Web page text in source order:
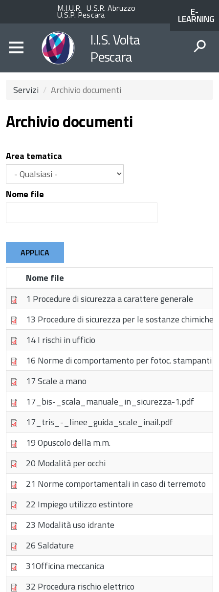
superiori
M.I.U.R. U.S.R. Abruzzo
U.S.P. Pescara AI
SERVIZI
SPID
E-
LEARNING
I.I.S. Volta
Pescara
Servizi Archivio documenti
Archivio documenti
Area tematica
Nome file
APPLICA
Nome file
1 Procedure di sicurezza a carattere generale
13 Procedure di sicurezza per le sostanze chimiche
14 I rischi in ufficio
16 Norme di comportamento per fotoc. stampanti
17 Scale a mano
17_bis-_scala_manuale_in_sicurezza-1.pdf
17_tris_-_linee_guida_scale_inail.pdf
19 Opuscolo della m.m.
20 Modalità per occhi
21 Norme comportamentali in caso di terremoto
22 Impiego utilizzo estintore
23 Modalità uso idrante
26 Saldature
31Officina meccanica
32 Procedura rischio elettrico